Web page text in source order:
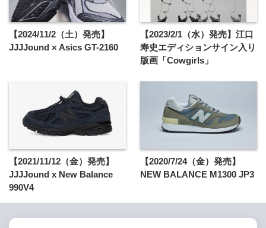
【2024/11/2（土）発売】
JJJJound × Asics GT-2160
【2023/2/1（水）発売】江口
寿史エディションサイン入り
版画「Cowgirls」
【2021/11/12（金）発売】
JJJJound x New Balance
990V4
【2020/7/24（金）発売】
NEW BALANCE M1300 JP3